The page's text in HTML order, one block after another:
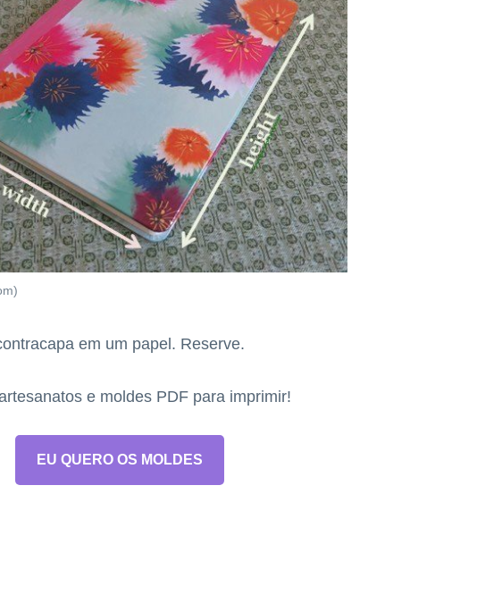
em um papel. Reserve.
e moldes PDF para imprimir!
EU QUERO OS MOLDES